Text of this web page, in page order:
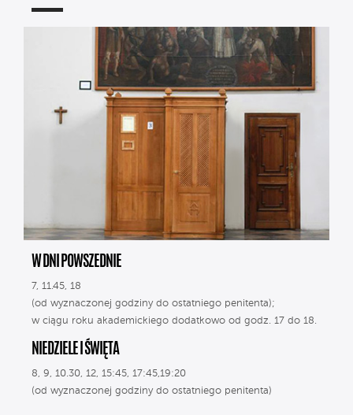
W DNI POWSZEDNIE
7, 11.45, 18
(od wyznaczonej godziny do ostatniego penitenta);
w ciągu roku akademickiego dodatkowo od godz. 17 do 18.
NIEDZIELE I ŚWIĘTA
8, 9, 10.30, 12, 15:45, 17:45,19:20
(od wyznaczonej godziny do ostatniego penitenta)